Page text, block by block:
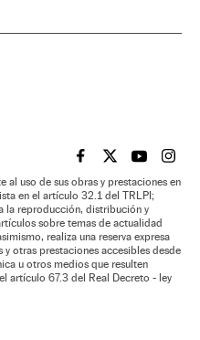
EL PAÍS BRASIL EN
EL PAÍSEL PAÍS
EL
al uso de sus obras y prestaciones en
en el artículo 32.1 del TRLPI;
la reproducción, distribución y
sobre temas de actualidad
realiza una reserva expresa
otras prestaciones accesibles desde
u otros medios que resulten
artículo 67.3 del Real Decreto - ley